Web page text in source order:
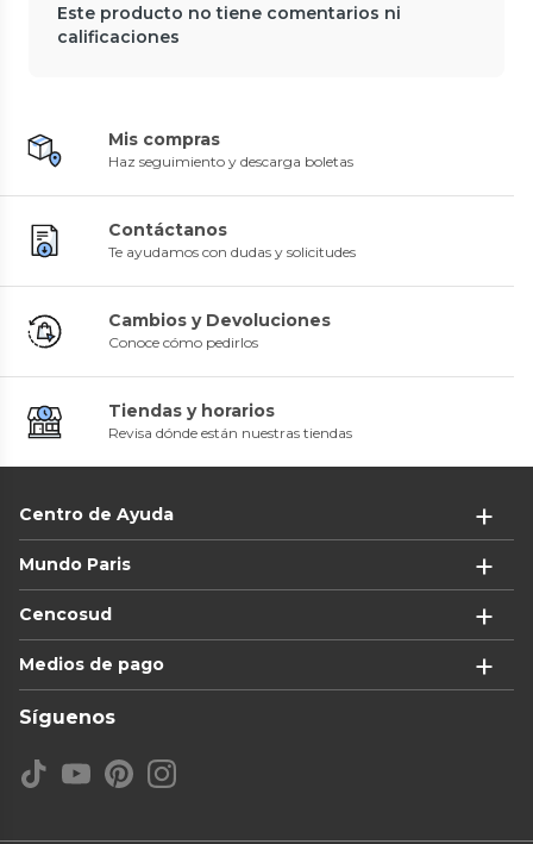
Este producto no tiene comentarios ni
calificaciones
Mis compras
Haz seguimiento y descarga boletas
Contáctanos
Te ayudamos con dudas y solicitudes
Cambios y Devoluciones
Conoce cómo pedirlos
Tiendas y horarios
Revisa dónde están nuestras tiendas
Centro de Ayuda
Mundo Paris
Cencosud
Medios de pago
Síguenos